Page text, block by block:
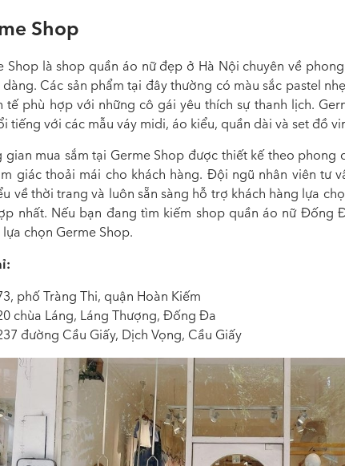
Shop
Shop là shop quần áo nữ đẹp ở Hà Nội chuyên về
Các sản phẩm tại đây thường có màu sắc pastel
tế phù hợp với những cô gái yêu thích sự thanh lịch.
tiếng với các mẫu váy midi, áo kiểu, quần dài và set đồ
gian mua sắm tại Germe Shop được thiết kế theo phong
giác thoải mái cho khách hàng. Đội ngũ nhân viên tư
về thời trang và luôn sẵn sàng hỗ trợ khách hàng lựa
nhất. Nếu bạn đang tìm kiếm shop quần áo nữ Đống
chọn Germe Shop.
phố Tràng Thi, quận Hoàn Kiếm
chùa Láng, Láng Thượng, Đống Đa
đường Cầu Giấy, Dịch Vọng, Cầu Giấy